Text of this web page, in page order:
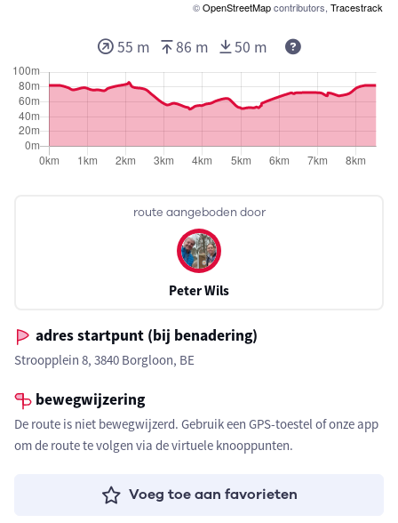
©OpenStreetMapcontributors, Tracestrack
route aangeboden door
Peter Wils
adres startpunt (bij benadering)
Stroopplein 8, 3840 Borgloon, BE
bewegwijzering
De route is niet bewegwijzerd. Gebruik een GPS-toestel of onze app
om de route te volgen via de virtuele knooppunten.
Voeg toe aan favorieten
55 m 86 m 50 m